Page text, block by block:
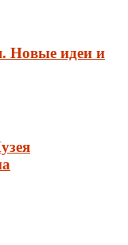
Новые идеи и